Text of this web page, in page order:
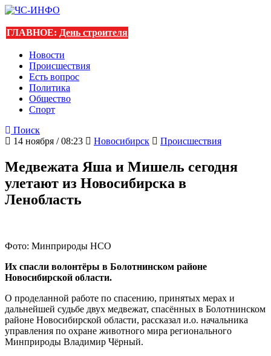
ГЛАВНОЕ: День строителя
Новости
Происшествия
Есть вопрос
Политика
Общество
Спорт
Поиск
14 ноября / 08:23
Новосибирск Происшествия
Медвежата Яша и Мишель сегодня
улетают из Новосибирска в
Ленобласть
Фото: Минприроды НСО
Их спасли волонтёры в Болотнинском районе
Новосибирской области.
О проделанной работе по спасению, принятых мерах и
дальнейшей судьбе двух медвежат, спасённых в Болотнинском
районе Новосибирской области, рассказал и.о. начальника
управления по охране животного мира регионального
Минприроды Владимир Чёрный.